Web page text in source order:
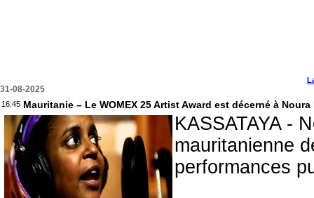
31-08-2025
16:45 Mauritanie – Le WOMEX 25 Artist Award est décerné à
KASSATAYA -
mauritanienne
performances